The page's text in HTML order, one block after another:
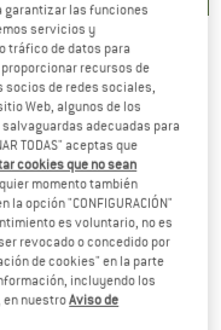
de
las funciones
servicios y
tráfico de datos para
recursos de
socios de redes sociales,
Web, algunos de los
adecuadas para
TODAS" aceptas que
cookies que no sean
momento también
opción "CONFIGURACIÓN"
es voluntario, no es
revocado o concedido por
de cookies" en la parte
incluyendo los
en nuestroAviso de